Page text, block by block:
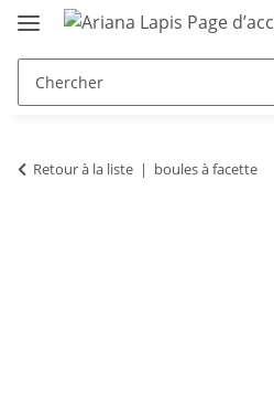
Retour à la liste boules à facette